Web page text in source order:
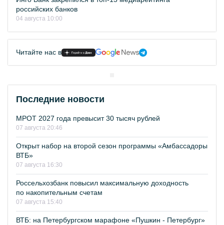
российских банков
04 августа 10:00
Читайте нас в
Последние новости
МРОТ 2027 года превысит 30 тысяч рублей
07 августа 20:46
Открыт набор на второй сезон программы «Амбассадоры
ВТБ»
07 августа 16:30
Россельхозбанк повысил максимальную доходность
по накопительным счетам
07 августа 15:40
ВТБ: на Петербургском марафоне «Пушкин - Петербург»